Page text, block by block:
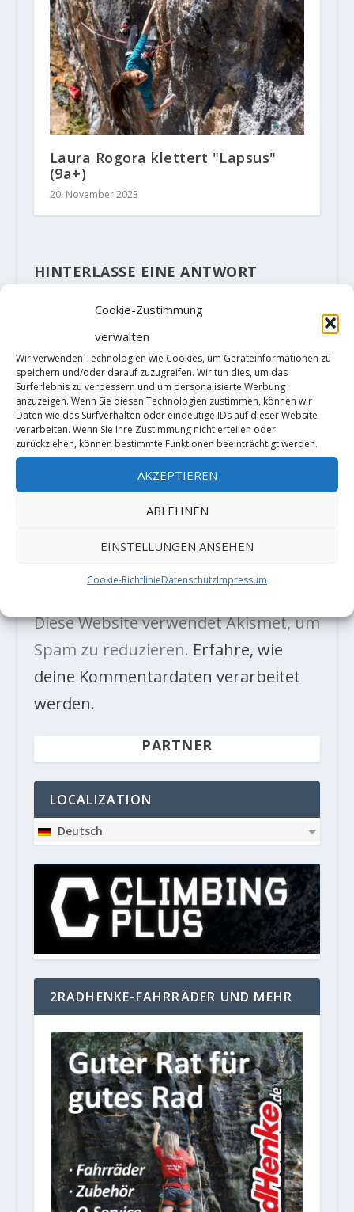
Cookie-Zustimmung
verwalten
Wir verwenden Technologien wie Cookies, um Geräteinformationen zu
speichern und/oder darauf zuzugreifen. Wir tun dies, um das
Surferlebnis zu verbessern und um personalisierte Werbung
anzuzeigen. Wenn Sie diesen Technologien zustimmen, können wir
Daten wie das Surfverhalten oder eindeutige IDs auf dieser Website
verarbeiten. Wenn Sie Ihre Zustimmung nicht erteilen oder
zurückziehen, können bestimmte Funktionen beeinträchtigt werden.
AKZEPTIEREN
ABLEHNEN
EINSTELLUNGEN ANSEHEN
Cookie-RichtlinieDatenschutzImpressum
Laura Rogora klettert "Lapsus"
(9a+)
20. November 2023
HINTERLASSE EINE ANTWORT
veröffentlicht.Erforderliche Felder
markiert
Diese Website verwendet Akismet, um
Spam zu reduzieren. Erfahre, wie
deine Kommentardaten verarbeitet
werden.
PARTNER
LOCALIZATION
Deutsch
2RADHENKE-FAHRRÄDER UND MEHR